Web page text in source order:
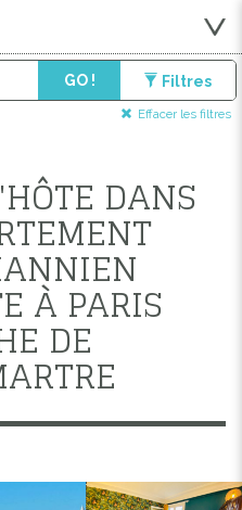
GO ! Filtres
Effacer les filtres
DANS
À PARIS
DE